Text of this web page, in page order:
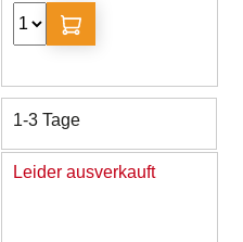
1-3 Tage
Leider ausverkauft